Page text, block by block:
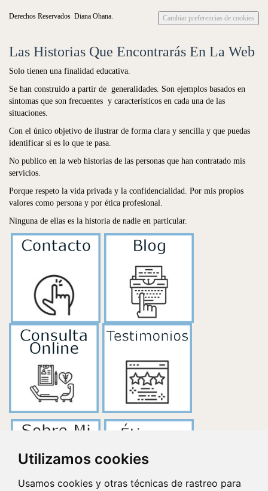
Utilizamos cookies
Usamos cookies y otras técnicas de rastreo para
Cambiar preferencias de cookies
Derechos Reservados Diana Ohana.
Las Historias Que Encontrarás En La Web
Solo tienen una finalidad educativa.
Se han construido a partir de generalidades. Son ejemplos basados en
síntomas que son frecuentes y característicos en cada una de las
situaciones.
Con el único objetivo de ilustrar de forma clara y sencilla y que puedas
identificar si es lo que te pasa.
No publico en la web historias de las personas que han contratado mis
servicios.
Porque respeto la vida privada y la confidencialidad. Por mis propios
valores como persona y por ética profesional.
Ninguna de ellas es la historia de nadie en particular.